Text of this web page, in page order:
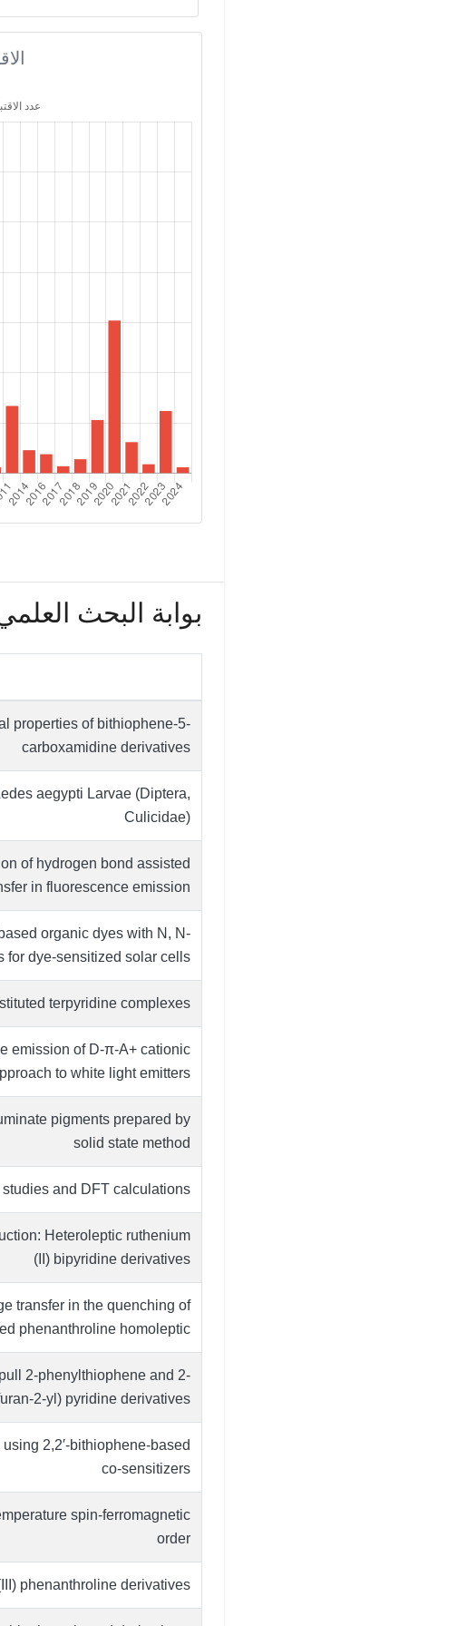
بوابة البحث العلمي
properties of bithiophene-5-
carboxamidine derivatives
aegypti Larvae (Diptera,
Culicidae)
of hydrogen bond assisted
in fluorescence emission
organic dyes with N, N-
for dye-sensitized solar cells
terpyridine complexes
emission of D-π-A+ cationic
to white light emitters
pigments prepared by
solid state method
and DFT calculations.
Heteroleptic ruthenium
(II) bipyridine derivatives
transfer in the quenching of
phenanthroline homoleptic …
2-phenylthiophene and 2-
2-yl) pyridine derivatives
2,2′-bithiophene-based
co-sensitizers
spin-ferromagnetic
order
phenanthroline derivatives